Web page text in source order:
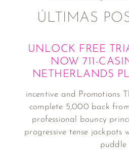
ÚLTIMAS
UNLOCK FREE
NOW 711-
NETHERLANDS
incentive and Promotions
complete 5,000 back
professional bouncy
progressive tense jackpots
puddle